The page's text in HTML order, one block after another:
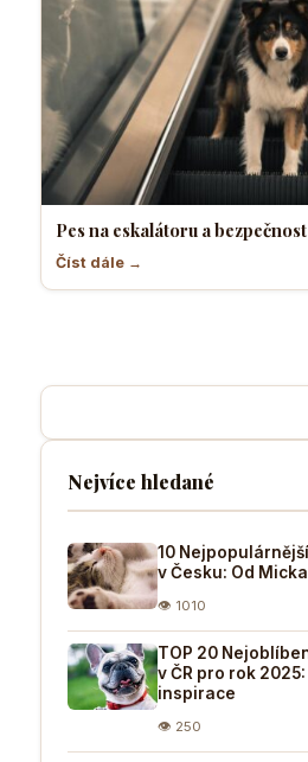
Pes na eskalátoru a bezpečnost
Číst dále →
Nejvíce hledané
10
v Česku: Od
👁 1010
TOP 20
v ČR pro rok
inspirace
👁 250